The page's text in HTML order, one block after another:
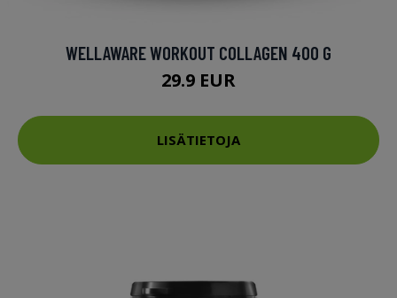
WELLAWARE WORKOUT COLLAGEN 400 G
29.9 EUR
LISÄTIETOJA